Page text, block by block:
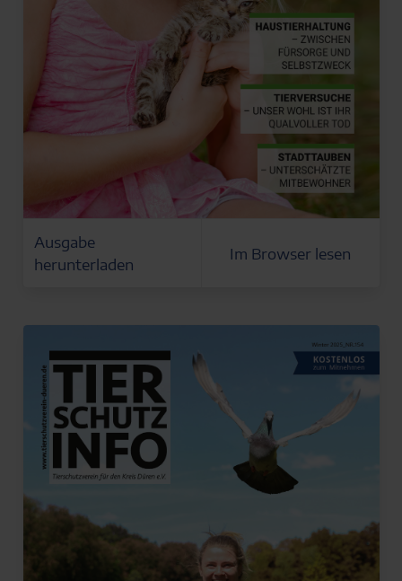
Ausgabe
herunterladen
Im Browser lesen